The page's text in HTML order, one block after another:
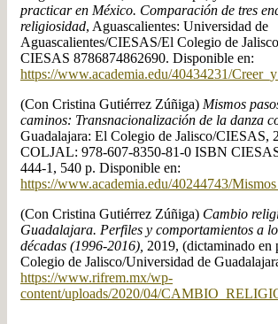
practicar en México. Comparación de tres
religiosidad, Aguascalientes: Universidad de
Aguascalientes/CIESAS/El Colegio de
CIESAS 8786874862690. Disponible en:
https://www.academia.edu/40434231/
(Con Cristina Gutiérrez Zúñiga) Mismos
caminos: Transnacionalización de la danza
Guadalajara: El Colegio de Jalisco/CIESAS,
COLJAL: 978-607-8350-81-0 ISBN
444-1, 540 p. Disponible en:
https://www.academia.edu/40244743/
(Con Cristina Gutiérrez Zúñiga) Cambio
Guadalajara. Perfiles y comportamientos a
décadas (1996-2016), 2019, (dictaminado en
Colegio de Jalisco/Universidad de
https://www.rifrem.mx/wp-
content/uploads/2020/04/